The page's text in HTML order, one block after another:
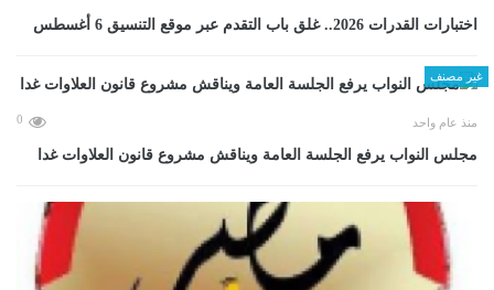
اختبارات القدرات 2026.. غلق باب التقدم عبر موقع التنسيق 6 أغسطس
غير مصنف
منذ عام واحد 0
مجلس النواب يرفع الجلسة العامة ويناقش مشروع قانون العلاوات غدا